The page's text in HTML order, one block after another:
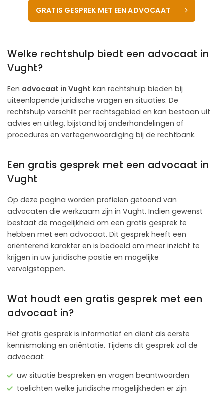
GRATIS GESPREK MET EEN ADVOCAAT
Welke rechtshulp biedt een advocaat in
Vught?
Een advocaat in Vught kan rechtshulp bieden bij
uiteenlopende juridische vragen en situaties. De
rechtshulp verschilt per rechtsgebied en kan bestaan uit
advies en uitleg, bijstand bij onderhandelingen of
procedures en vertegenwoordiging bij de rechtbank.
Een gratis gesprek met een advocaat in
Vught
Op deze pagina worden profielen getoond van
advocaten die werkzaam zijn in Vught. Indien gewenst
bestaat de mogelijkheid om een gratis gesprek te
hebben met een advocaat. Dit gesprek heeft een
oriënterend karakter en is bedoeld om meer inzicht te
krijgen in uw juridische positie en mogelijke
vervolgstappen.
Wat houdt een gratis gesprek met een
advocaat in?
Het gratis gesprek is informatief en dient als eerste
kennismaking en oriëntatie. Tijdens dit gesprek zal de
advocaat:
uw situatie bespreken en vragen beantwoorden
toelichten welke juridische mogelijkheden er zijn